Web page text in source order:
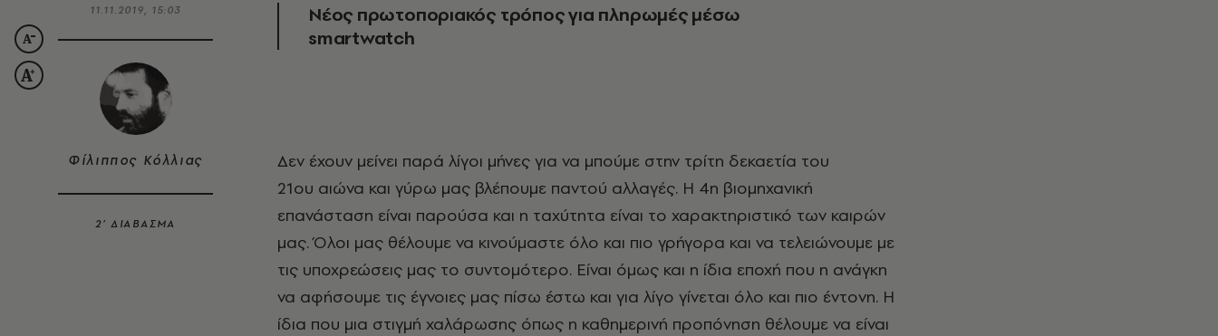
11.11.2019, 15:03
Φίλιππος Κόλλιας
2’ ΔΙΑΒΑΣΜΑ
Νέος πρωτοποριακός τρόπος για πληρωμές μέσω
smartwatch
Δεν έχουν μείνει παρά λίγοι μήνες για να μπούμε στην τρίτη δεκαετία του
21ου αιώνα και γύρω μας βλέπουμε παντού αλλαγές. Η 4η βιομηχανική
επανάσταση είναι παρούσα και η ταχύτητα είναι το χαρακτηριστικό των καιρών
μας. Όλοι μας θέλουμε να κινούμαστε όλο και πιο γρήγορα και να τελειώνουμε με
τις υποχρεώσεις μας το συντομότερο. Είναι όμως και η ίδια εποχή που η ανάγκη
να αφήσουμε τις έγνοιες μας πίσω έστω και για λίγο γίνεται όλο και πιο έντονη. Η
ίδια που μια στιγμή χαλάρωσης όπως η καθημερινή προπόνηση θέλουμε να είναι